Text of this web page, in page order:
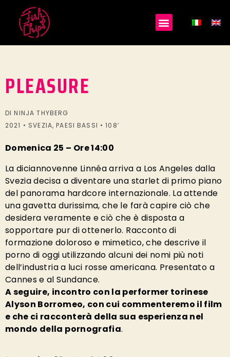
PLEASURE
DI NINJA THYBERG
2021 • SVEZIA, PAESI BASSI • 108′
Domenica 25 – Ore 14:00
La diciannovenne Linnéa arriva a Los Angeles dalla
Svezia decisa a diventare una starlet di primo piano
del panorama hardcore internazionale. La attende
una gavetta durissima, che le farà capire ciò che
desidera veramente e ciò che è disposta a
sopportare pur di ottenerlo. Racconto di
formazione doloroso e mimetico, che descrive il
porno di oggi utilizzando alcuni dei nomi più noti
dell’industria a luci rosse americana. Presentato a
Cannes e al Sundance.
A seguire, incontro con la performer torinese
Alyson Borromeo, con cui commenteremo il film
e che ci racconterà della sua esperienza nel
mondo della pornografia.